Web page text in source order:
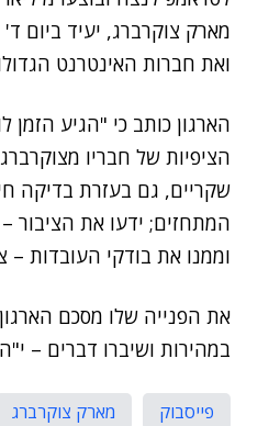
מארק צוקרברג, יעיד ביום
ואת חברות האינטרנט
הארגון כותב כי "הגיע
הציפיות של חבריו
שקריים, גם בעזרת בדיקה
המתחזים; ידעו את הציבור
וממנו את בודקי העובדות
במהירות ושיברו דברים –
פייסבוק מארק צוקרברג